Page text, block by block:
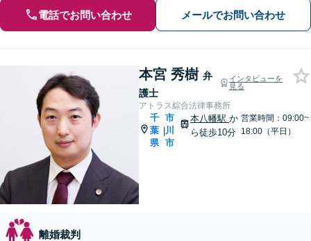
電話でお問い合わせ メールでお問い合わせ
本宮 秀樹 弁
護士
インタビューを
見る
アトラス綜合法律事務所
千
葉
県
|
市
川
市
本八幡駅 か
ら徒歩10分
営業時間：09:00~
18:00（平日）
離婚裁判